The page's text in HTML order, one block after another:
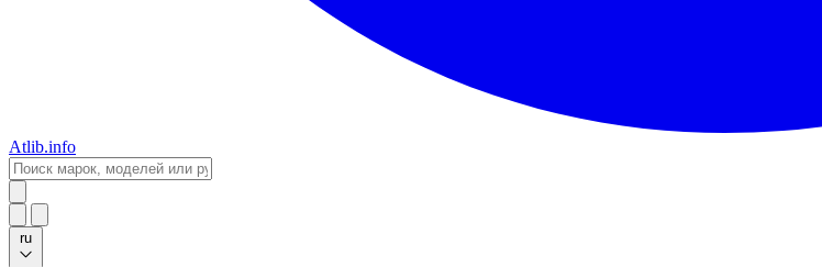
Atlib.info
ru